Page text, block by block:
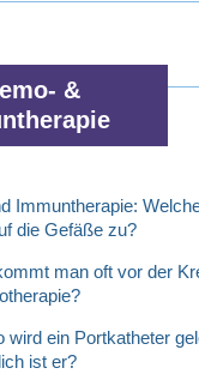
&
Immuntherapie:
die Gefäße zu?
man oft vor der
wird ein Portkatheter
ist er?